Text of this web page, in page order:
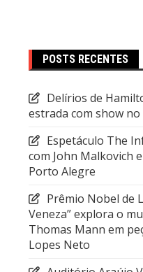
POSTS RECENTES
Delírios de
estrada com show
Espetáculo The
com John Malkovich
Porto Alegre
Prêmio Nobel de
Veneza” explora o
Thomas Mann em
Lopes Neto